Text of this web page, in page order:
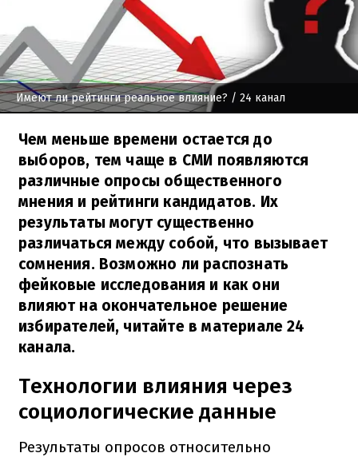
Имеют ли рейтинги реальное влияние? / 24 канал
Чем меньше времени остается до
выборов, тем чаще в СМИ появляются
различные опросы общественного
мнения и рейтинги кандидатов. Их
результаты могут существенно
различаться между собой, что вызывает
сомнения. Возможно ли распознать
фейковые исследования и как они
влияют на окончательное решение
избирателей, читайте в материале 24
канала.
Технологии влияния через
социологические данные
Результаты опросов относительно